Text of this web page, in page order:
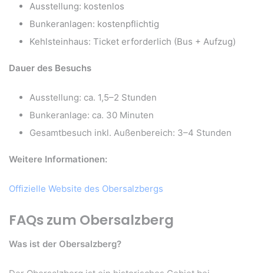
Ausstellung: kostenlos
Bunkeranlagen: kostenpflichtig
Kehlsteinhaus: Ticket erforderlich (Bus + Aufzug)
Dauer des Besuchs
Ausstellung: ca. 1,5–2 Stunden
Bunkeranlage: ca. 30 Minuten
Gesamtbesuch inkl. Außenbereich: 3–4 Stunden
Weitere Informationen:
Offizielle Website des Obersalzbergs
FAQs zum Obersalzberg
Was ist der Obersalzberg?